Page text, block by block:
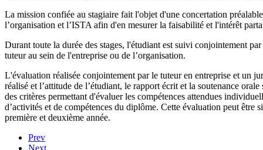
La mission confiée au stagiaire fait l'objet d'une concertation
l’organisation et l’ISTA afin d'en mesurer la faisabilité et l'intérêt
Durant toute la durée des stages, l'étudiant est suivi conjointement
tuteur au sein de l'entreprise ou de l’organisation.
L'évaluation réalisée conjointement par le tuteur en entreprise et un
réalisé et l’attitude de l’étudiant, le rapport écrit et la soutenance
des critères permettant d'évaluer les compétences attendues
d’activités et de compétences du diplôme. Cette évaluation peut être
première et deuxième année.
Prev
Next